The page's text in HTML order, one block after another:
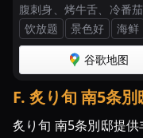
腹刺身、烤牛舌、冷番
饮放题
景色好 海鲜
谷歌地图
F. 炙り旬 南5条別
炙り旬 南5条別邸提供